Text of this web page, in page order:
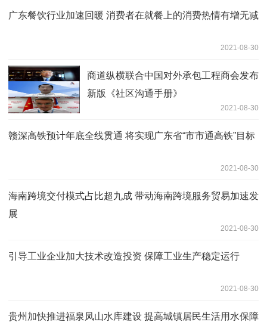
广东餐饮行业加速回暖 消费者在就餐上的消费热情有增无减
2021-08-30
商道纵横联合中国对外承包工程商会发布
新版《社区沟通手册》
2021-08-30
赣深高铁预计年底全线贯通 将实现广东省“市市通高铁”目标
2021-08-30
海南跨境交付模式占比超九成 带动海南跨境服务贸易加速发
展
2021-08-30
引导工业企业加大技术改造投资 保障工业生产稳定运行
2021-08-30
贵州加快推进福泉凤山水库建设 提高城镇居民生活用水保障